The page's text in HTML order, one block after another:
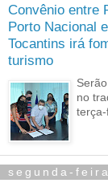
Convênio entre
Porto Nacional
Tocantins irá
turismo
no
segunda-